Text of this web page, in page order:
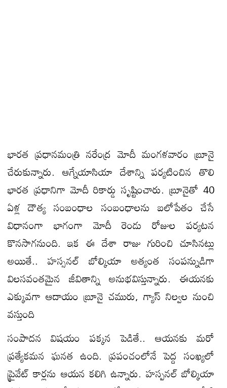
భారత ప్రధానమంత్రి నరేంద్ర మోదీ మంగళవారం బ్రూనై
చేరుకున్నారు. ఆగ్నేయాసియా దేశాన్ని పర్యటించిన తొలి
భారత ప్రధానిగా మోదీ రికార్డు సృష్టించారు. బ్రూనైతో 40
ఏళ్ల దౌత్య సంబంధాల సంబంధాలను బలోపేతం చేసే
విధానంగా భాగంగా మోదీ రెండు రోజుల పర్యటన
కొనసాగనుంది. ఇక ఈ దేశా రాజు గురించి చూసినట్లు
అయితే.. హస్సనల్ బోల్కియా అత్యంత సంపన్నుడిగా
విలసవంతమైన జీవితాన్ని అనుభవిస్తున్నారు. ఈయనకు
ఎక్కువగా ఆదాయం బ్రూనై చమురు, గ్యాస్ నిల్వల నుంచి
వస్తుంది
సంపాదన విషయం పక్కన పెడితే.. ఆయనకు మరో
ప్రత్యేకమన ఘనత ఉంది. ప్రపంచంలోనే పెద్ద సంఖ్యలో
ప్రైవేట్ కార్లను ఆయన కలిగి ఉన్నారు. హస్పనల్ బోల్కియా